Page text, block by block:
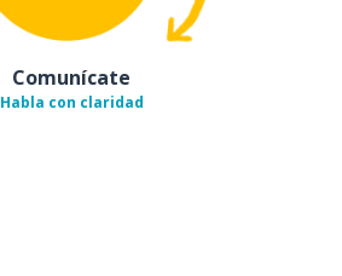
Comunícate
Habla con claridad